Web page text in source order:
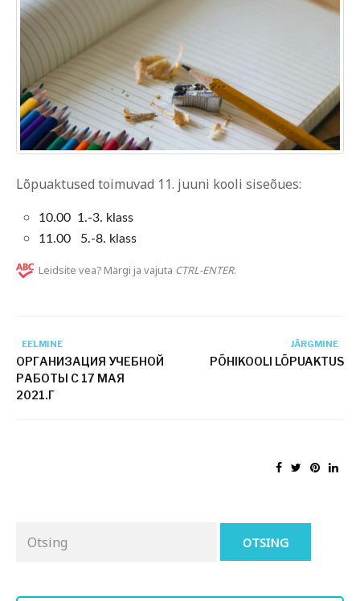
Lõpuaktused toimuvad 11. juuni kooli siseõues:
10.00 1.-3. klass
11.00 5.-8. klass
Leidsite vea? Märgi ja vajuta CTRL-ENTER.
EELMINE
ОРГАНИЗАЦИЯ УЧЕБНОЙ
РАБОТЫ С 17 МАЯ
2021.Г
JÄRGMINE
PÕHIKOOLI LÕPUAKTUS
for: